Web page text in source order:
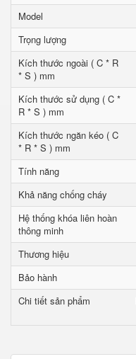
Model
Trọng lượng
Kích thước ngoài ( C * R
* S ) mm
Kích thước sử dụng ( C *
R * S ) mm
Kích thước ngăn kéo ( C
* R * S ) mm
Tính năng
Khả năng chống cháy
Hệ thống khóa liên hoàn
thông minh
Thương hiệu
Bảo hành
Chi tiết sản phẩm